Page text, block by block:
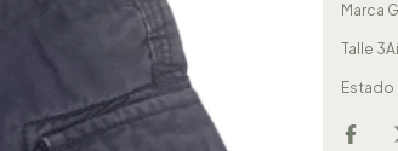
Marca
Talle
Estado